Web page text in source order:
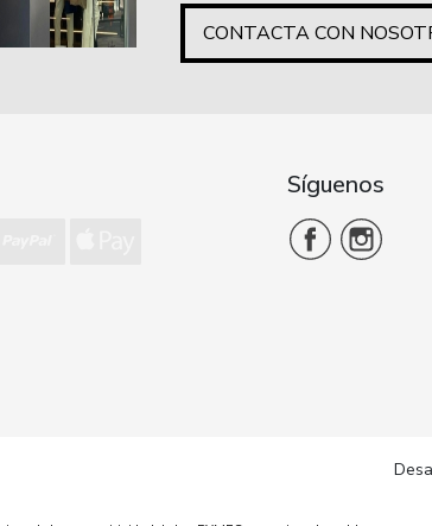
CONTACTA CON
Síguenos